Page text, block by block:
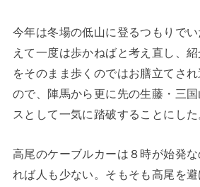
今年は冬場の低山に登るつもりで
えて一度は歩かねばと考え直し、
をそのまま歩くのではお膳立てさ
ので、陣馬から更に先の生藤・三
スとして一気に踏破することにした
高尾のケーブルカーは８時が始発
れば人も少ない。そもそも高尾を